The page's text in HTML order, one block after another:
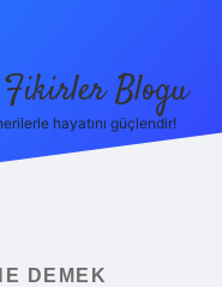
Blogu
hayatını güçlendir!
DEMEK